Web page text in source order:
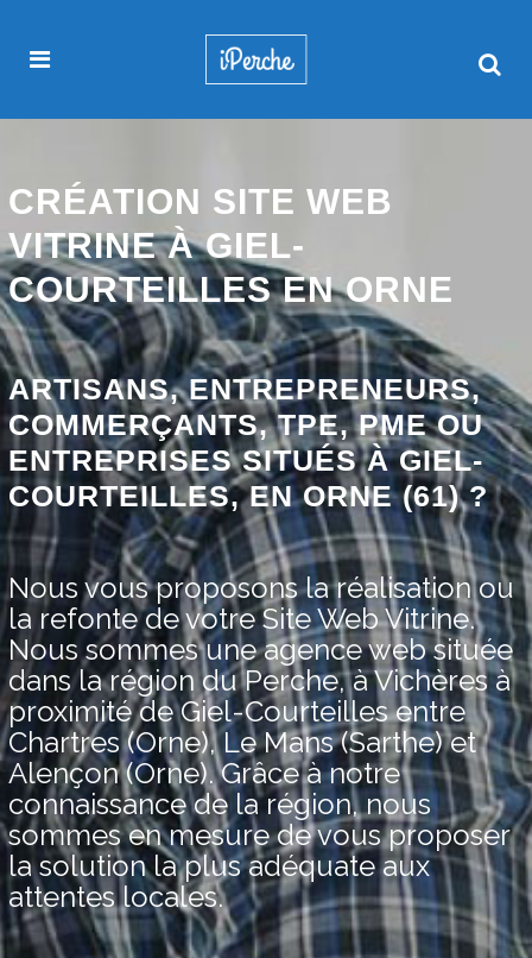
CRÉATION SITE WEB
VITRINE À GIEL-
COURTEILLES EN ORNE
ARTISANS, ENTREPRENEURS,
COMMERÇANTS, TPE, PME OU
ENTREPRISES SITUÉS À GIEL-
COURTEILLES, EN ORNE (61) ?
Nous vous proposons la réalisation ou
la refonte de votre Site Web Vitrine.
Nous sommes une agence web située
dans la région du Perche, à Vichères à
proximité de Giel-Courteilles entre
Chartres (Orne), Le Mans (Sarthe) et
Alençon (Orne). Grâce à notre
connaissance de la région, nous
sommes en mesure de vous proposer
la solution la plus adéquate aux
attentes locales.